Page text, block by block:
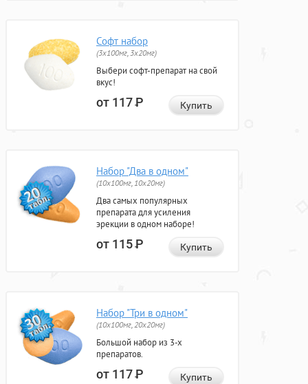
Софт набор
(3x100мг, 3x20мг)
Выбери софт-препарат на свой
вкус!
от 117Р Купить
Набор "Два в одном"
(10x100мг, 10x20мг)
Два самых популярных
препарата для усиления
эрекции в одном наборе!
от 115Р Купить
Набор "Три в одном"
(10x100мг, 20x20мг)
Большой набор из 3-х
препаратов.
от 117Р Купить